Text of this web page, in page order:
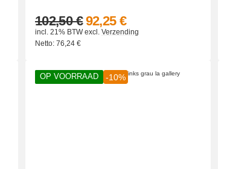
92,25 €
102,50 €
incl. 21% BTWexcl. Verzending
Netto: 76,24 €
OP VOORRAAD -10%